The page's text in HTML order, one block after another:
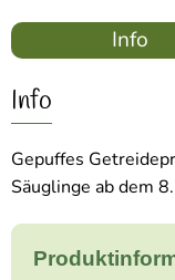
Info
Info
Gepuffes
Säuglinge ab dem